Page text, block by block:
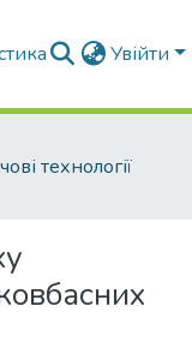
Увійти
технології